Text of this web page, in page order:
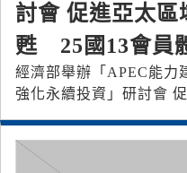
討會 促進亞太區
甦 25國13會員
經濟部舉辦「APEC能力
強化永續投資」研討會